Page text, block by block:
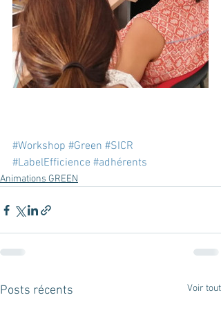
#Workshop #Green #SICR
#LabelEfficience #adhérents
Animations GREEN
Posts récents Voir tout